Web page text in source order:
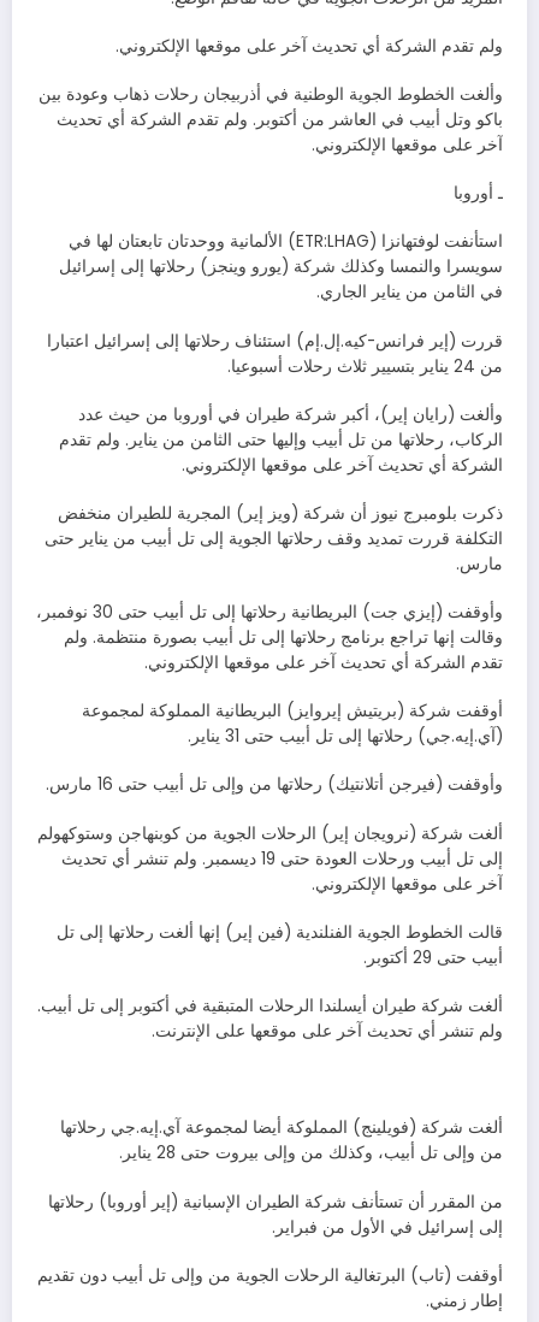
ولم تقدم الشركة أي تحديث آخر على موقعها الإلكتروني.
وألغت الخطوط الجوية الوطنية في أذربيجان رحلات ذهاب وعودة بين
باكو وتل أبيب في العاشر من أكتوبر. ولم تقدم الشركة أي تحديث
آخر على موقعها الإلكتروني.
ـ أوروبا
استأنفت لوفتهانزا (ETR:LHAG) الألمانية ووحدتان تابعتان لها في
سويسرا والنمسا وكذلك شركة (يورو وينجز) رحلاتها إلى إسرائيل
في الثامن من يناير الجاري.
قررت (إير فرانس-كيه.إل.إم) استئناف رحلاتها إلى إسرائيل اعتبارا
من 24 يناير بتسيير ثلاث رحلات أسبوعيا.
وألغت (رايان إير)، أكبر شركة طيران في أوروبا من حيث عدد
الركاب، رحلاتها من تل أبيب وإليها حتى الثامن من يناير. ولم تقدم
الشركة أي تحديث آخر على موقعها الإلكتروني.
ذكرت بلومبرج نيوز أن شركة (ويز إير) المجرية للطيران منخفض
التكلفة قررت تمديد وقف رحلاتها الجوية إلى تل أبيب من يناير حتى
مارس.
وأوقفت (إيزي جت) البريطانية رحلاتها إلى تل أبيب حتى 30 نوفمبر،
وقالت إنها تراجع برنامج رحلاتها إلى تل أبيب بصورة منتظمة. ولم
تقدم الشركة أي تحديث آخر على موقعها الإلكتروني.
أوقفت شركة (بريتيش إيروايز) البريطانية المملوكة لمجموعة
(آي.إيه.جي) رحلاتها إلى تل أبيب حتى 31 يناير.
وأوقفت (فيرجن أتلانتيك) رحلاتها من وإلى تل أبيب حتى 16 مارس.
ألغت شركة (نرويجان إير) الرحلات الجوية من كوبنهاجن وستوكهولم
إلى تل أبيب ورحلات العودة حتى 19 ديسمبر. ولم تنشر أي تحديث
آخر على موقعها الإلكتروني.
قالت الخطوط الجوية الفنلندية (فين إير) إنها ألغت رحلاتها إلى تل
أبيب حتى 29 أكتوبر.
ألغت شركة طيران أيسلندا الرحلات المتبقية في أكتوبر إلى تل أبيب.
ولم تنشر أي تحديث آخر على موقعها على الإنترنت.
ألغت شركة (فويلينج) المملوكة أيضا لمجموعة آي.إيه.جي رحلاتها
من وإلى تل أبيب، وكذلك من وإلى بيروت حتى 28 يناير.
من المقرر أن تستأنف شركة الطيران الإسبانية (إير أوروبا) رحلاتها
إلى إسرائيل في الأول من فبراير.
أوقفت (تاب) البرتغالية الرحلات الجوية من وإلى تل أبيب دون تقديم
إطار زمني.